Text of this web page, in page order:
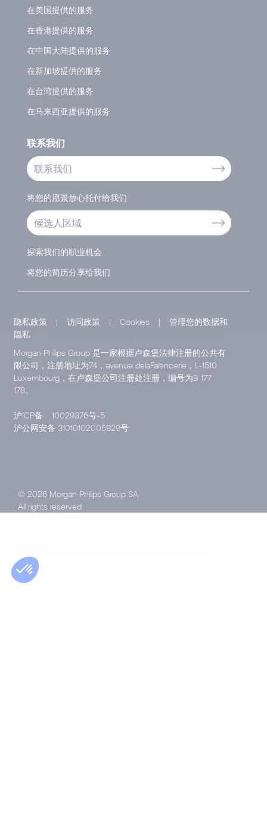
在美国提供的服务
在香港提供的服务
在中国大陆提供的服务
在新加坡提供的服务
在台湾提供的服务
在马来西亚提供的服务
联系我们
联系我们
将您的愿景放心托付给我们
候选人区域
探索我们的职业机会
将您的简历分享给我们
隐私政策 | 访问政策 | Cookies |
管理您的数据和
隐私
Morgan Philips Group 是一家根据卢森堡法律注册的公共有
限公司，注册地址为74，avenue delaFaïencerie，L-1510
Luxembourg，在卢森堡公司注册处注册，编号为B 177
178。
沪ICP备
10029376号-5
沪公网安备 31010102005929号
© 2026 Morgan Philips Group SA
All rights reserved